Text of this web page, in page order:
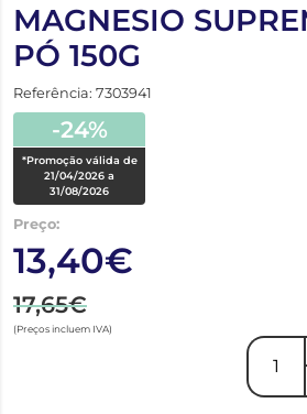
MAGNESIO
PÓ 150G
Referência: 7303941
-24%
*Promoção válida de
21/04/2026 a
31/08/2026
Preço:
13,40€
17,65€
(Preços incluem IVA)